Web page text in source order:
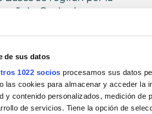
de sus datos
1022 socios procesamos sus datos
las cookies para almacenar y acceder la
y contenido personalizados, medición de
de servicios. Tiene la opción de
Cualquier
resultará de la
o cumplimiento de
se someterá a los
de la ciudad de